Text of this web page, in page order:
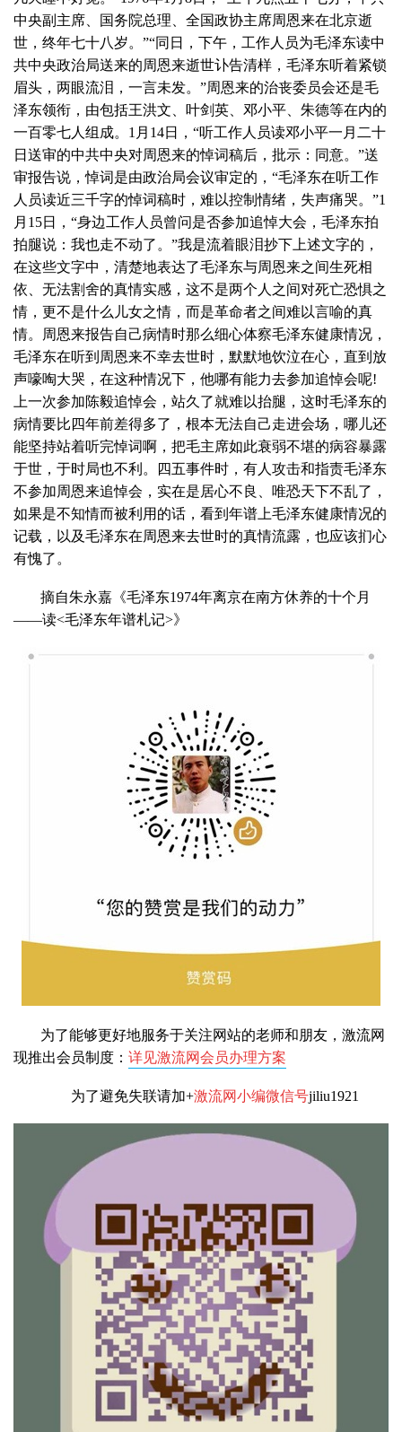
中央副主席、国务院总理、全国政协主席周恩来在北京逝
世，终年七十八岁。”“同日，下午，工作人员为毛泽东读中
共中央政治局送来的周恩来逝世讣告清样，毛泽东听着紧锁
眉头，两眼流泪，一言未发。”周恩来的治丧委员会还是毛
泽东领衔，由包括王洪文、叶剑英、邓小平、朱德等在内的
一百零七人组成。1月14日，“听工作人员读邓小平一月二十
日送审的中共中央对周恩来的悼词稿后，批示：同意。”送
审报告说，悼词是由政治局会议审定的，“毛泽东在听工作
人员读近三千字的悼词稿时，难以控制情绪，失声痛哭。”1
月15日，“身边工作人员曾问是否参加追悼大会，毛泽东拍
拍腿说：我也走不动了。”我是流着眼泪抄下上述文字的，
在这些文字中，清楚地表达了毛泽东与周恩来之间生死相
依、无法割舍的真情实感，这不是两个人之间对死亡恐惧之
情，更不是什么儿女之情，而是革命者之间难以言喻的真
情。周恩来报告自己病情时那么细心体察毛泽东健康情况，
毛泽东在听到周恩来不幸去世时，默默地饮泣在心，直到放
声嚎啕大哭，在这种情况下，他哪有能力去参加追悼会呢!
上一次参加陈毅追悼会，站久了就难以抬腿，这时毛泽东的
病情要比四年前差得多了，根本无法自己走进会场，哪儿还
能坚持站着听完悼词啊，把毛主席如此衰弱不堪的病容暴露
于世，于时局也不利。四五事件时，有人攻击和指责毛泽东
不参加周恩来追悼会，实在是居心不良、唯恐天下不乱了，
如果是不知情而被利用的话，看到年谱上毛泽东健康情况的
记载，以及毛泽东在周恩来去世时的真情流露，也应该扪心
有愧了。
摘自朱永嘉《毛泽东1974年离京在南方休养的十个月
——读<毛泽东年谱札记>》
为了能够更好地服务于关注网站的老师和朋友，激流网
现推出会员制度： 详见激流网会员办理方案
为了避免失联请加+激流网小编微信号jiliu1921